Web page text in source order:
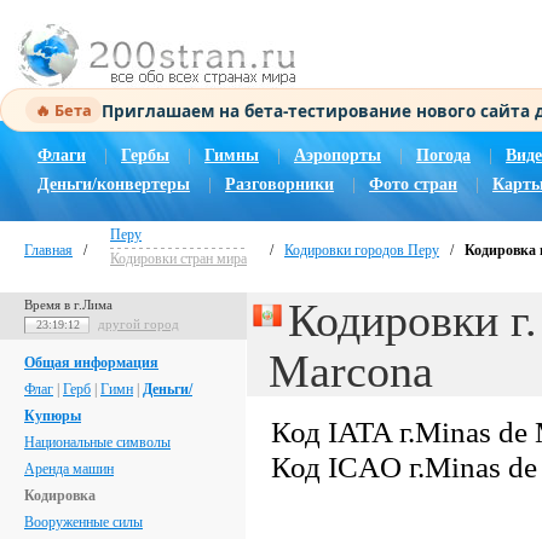
🔥 Бета Приглашаем на бета-тестирование нового
Флаги Гербы Гимны | Аэропорты Погода |
Деньги/конвертеры
Разговорники Фото стран
Главная /
Перу
Кодировки стран мира
/ Кодировки городов Перу / Кодировка
Время в г.Лима
23:19:12 другой город
Общая информация
Флаг Герб Гимн Деньги/
Купюры
Национальные символы
Аренда машин
Кодировка
Вооруженные силы
Кодировки
Marcona
Код IATA г.Minas de
Код ICAO г.Minas